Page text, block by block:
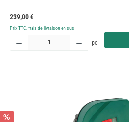
Prix régulier :
239,00 €
Prix TTC, frais de livraison en sus
Quantité de produit : Entrez la quantité souhaitée ou
pc
%